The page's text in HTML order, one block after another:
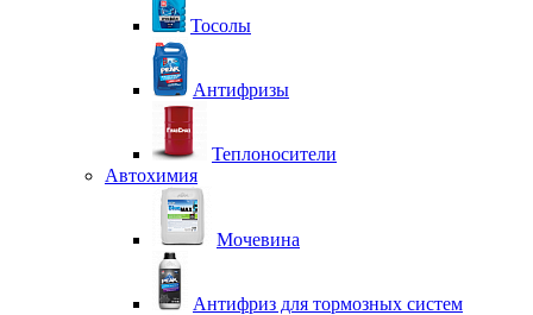
Тосолы
Антифризы
Теплоносители
Автохимия
Мочевина
Антифриз для тормозных систем